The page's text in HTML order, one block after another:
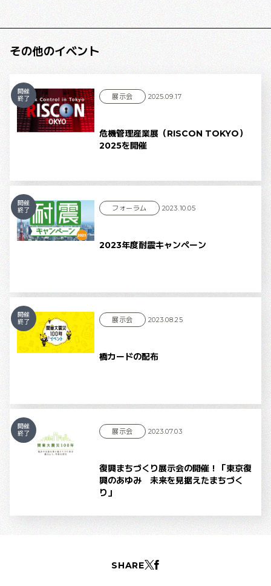
その他のイベント
開催
終了
危機管理産業展（RISCON TOKYO）
2025を開催
展示会 2025.09.17
開催
終了
2023年度耐震キャンペーン
フォーラム 2023.10.05
開催
終了
橋カードの配布
展示会 2023.08.25
開催
終了
復興まちづくり展示会の開催！「東京復
興のあゆみ 未来を見据えたまちづく
り」
展示会 2023.07.03
SHARE